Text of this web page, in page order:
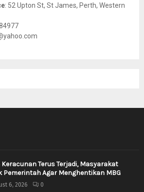
: 52 Upton St, St James, Perth, Western
Keracunan Terus Terjadi, Masyarakat
Pemerintah Agar Menghentikan MBG
6, 2026 0